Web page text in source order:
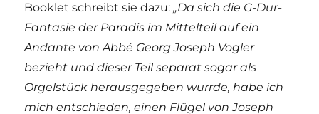
Booklet schreibt sie dazu:„Da sich die G-Dur-
Fantasie der Paradis im Mittelteil auf ein
Andante von Abbé Georg Joseph Vogler
bezieht und dieser Teil separat sogar als
Orgelstück herausgegeben wurrde, habe ich
mich entschieden, einen Flügel von Joseph